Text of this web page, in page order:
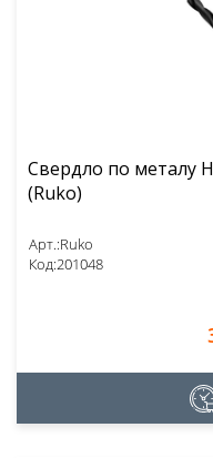
Свердло по металу
(Ruko)
Арт.:Ruko
Код:201048